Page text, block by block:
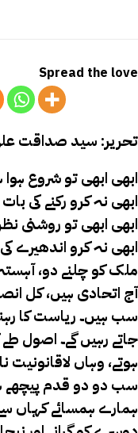
Spread the love
تحریر: سید صداقت
ابھی ابھی تو شروع
ابھی نہ کرو رکنے کی بات
ابھی ابھی تو روشنی
ابھی نہ کرو اندھیرے
ملک کو چلنے دو،
آج اتحادی ہیں، کل
سب ہیں۔ ریاست کا
جاتے رہیں گے۔ اصول
ہوتے، وہاں لاقانونیت
سب دو دو قدم پیچھے
ہمارے ہمسائے کہاں